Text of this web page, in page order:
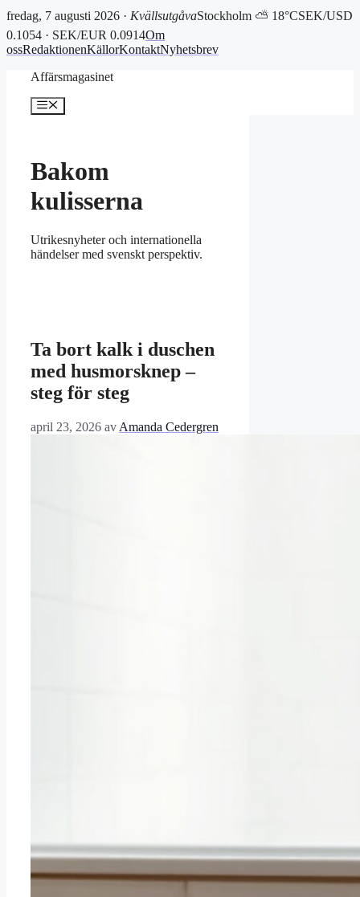
fredag, 7 augusti 2026 · KvällsutgåvaStockholm ⛅ 18°CSEK/USD
0.1054 · SEK/EUR 0.0914Om
ossRedaktionenKällorKontaktNyhetsbrev
Affärsmagasinet
Meny
Bakom
kulisserna
Utrikesnyheter och internationella
händelser med svenskt perspektiv.
Ta bort kalk i duschen
med husmorsknep –
steg för steg
april 23, 2026 av Amanda Cedergren